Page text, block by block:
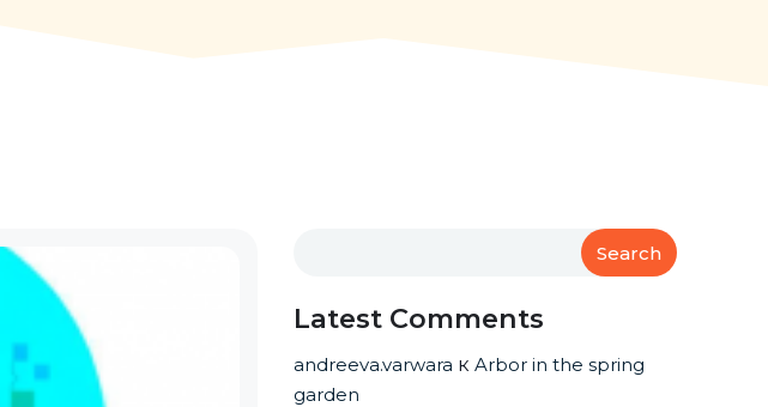
Search
Latest Comments
andreeva.varwara кArbor in the spring
garden